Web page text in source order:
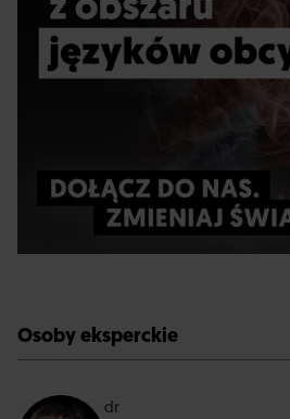
Osoby eksperckie
dr